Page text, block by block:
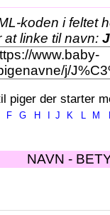
koden i feltet
at linke til navn:
piger der starter
F G H J K L M
NAVN -